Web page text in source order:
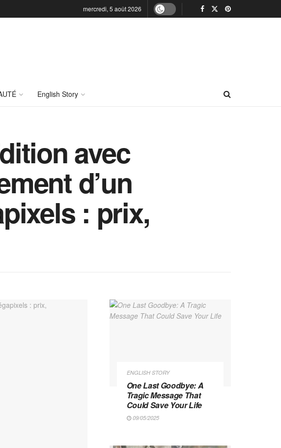
mercredi, 5 août 2026
English Story
avec
d’un
: prix,
ENGLISH STORY
One Last Goodbye: A
Tragic Message That
Could Save Your Life
09/05/2025